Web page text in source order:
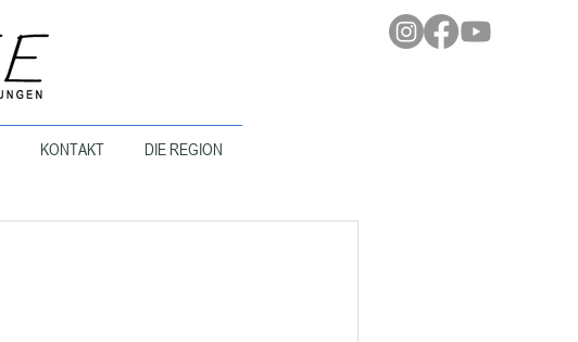
KONTAKT DIE REGION